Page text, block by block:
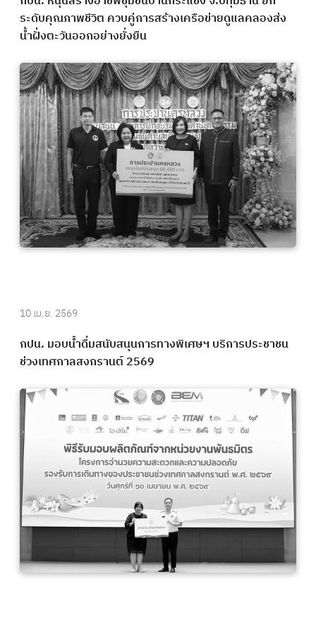
ระดับคุณภาพชีวิต ควบคู่การสร้างเครือข่ายดูแลคลองส่ง
น้ำฝั่งตะวันออกอย่างยั่งยืน
10 เม.ย. 2569
กปน. มอบน้ำดื่มสนับสนุนการทางพิเศษฯ บริการประชาชน
ช่วงเทศกาลสงกรานต์ 2569